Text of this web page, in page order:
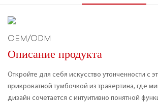
OEM/ODM
Описание продукта
Откройте для себя искусство утонченности с
прикроватной тумбочкой из травертина, где
дизайн сочетается с интуитивно понятной